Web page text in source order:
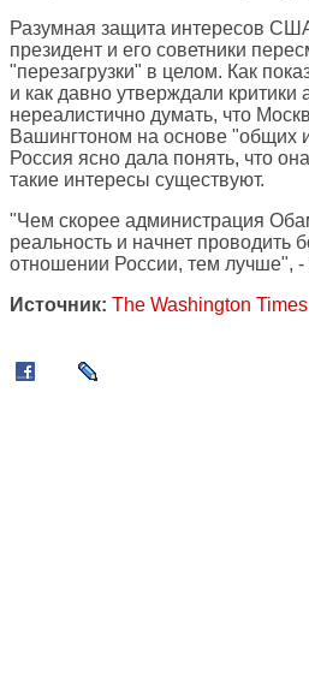
Разумная защита интересов
президент и его советники
"перезагрузки" в целом. Как
и как давно утверждали
нереалистично думать, что
Вашингтоном на основе "общих
Россия ясно дала понять, что
такие интересы существуют.
"Чем скорее администрация
реальность и начнет проводить
отношении России, тем лучше", -
Источник: The Washington Times